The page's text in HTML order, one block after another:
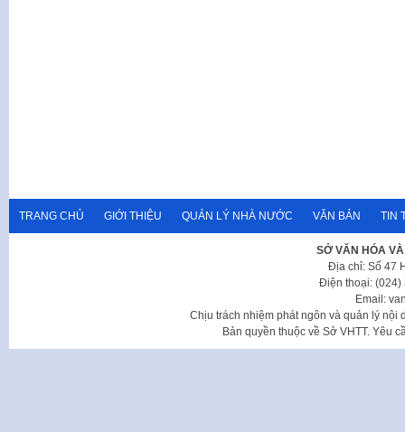
TRANG CHỦ GIỚI THIỆU QUẢN LÝ NHÀ NƯỚC VĂN BẢN TIN
SỞ VĂN HÓA
Địa chỉ: Số 47
Điện thoại: (024)
Email:
Chịu trách nhiệm phát ngôn và quản lý nội
Bản quyền thuộc về Sở VHTT. Yêu